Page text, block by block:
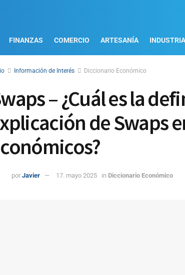
FINANZAS COMERCIO ARTESANÍA INDUSTRIA
Información de Interés Diccionario Económico
– ¿Cuál es la
de Swaps
por Javier 17. mayo 2025 in Diccionario Económico